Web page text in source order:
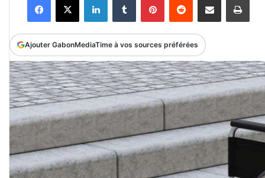
courriel
Ajouter GabonMediaTime à vos sources préférées